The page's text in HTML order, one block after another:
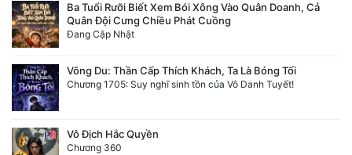
Ba Tuổi Rưỡi Biết Xem Bói Xông Vào Quân Doanh, Cả
Quân Đội Cưng Chiều Phát Cuồng
Đang Cập Nhật
Võng Du: Thần Cấp Thích Khách, Ta Là Bóng Tối
Chương 1705: Suy nghĩ sinh tồn của Vô Danh Tuyết!
Vô Địch Hắc Quyền
Chương 360